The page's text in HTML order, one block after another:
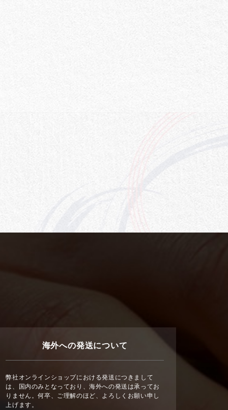
海外への発送について
弊社オンラインショップにおける発送につきまして
は、国内のみとなっており、海外への発送は承ってお
りません。何卒、ご理解のほど、よろしくお願い申し
上げます。